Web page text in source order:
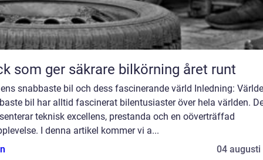
som ger säkrare bilkörning året runt
snabbaste bil och dess fascinerande värld Inledning:
bil har alltid fascinerat bilentusiaster över hela världen.
teknisk excellens, prestanda och en oöverträffad
I denna artikel kommer vi a...
04 augusti